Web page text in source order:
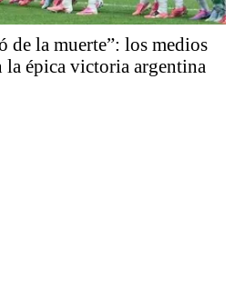
de la muerte”: los medios
épica victoria argentina